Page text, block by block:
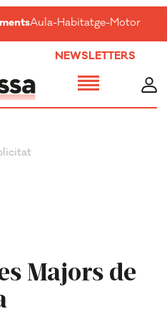
Aula-Habitatge-Motor-
NEWSLETTERS
Majors de